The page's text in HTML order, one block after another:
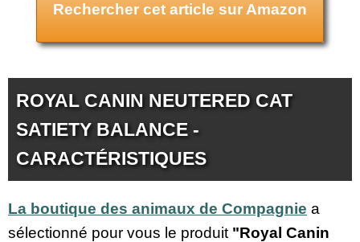
Rechercher cet article sur Amazon
ROYAL CANIN NEUTERED CAT
SATIETY BALANCE -
CARACTÉRISTIQUES
La boutique des animaux de Compagnie a
sélectionné pour vous le produit "Royal Canin